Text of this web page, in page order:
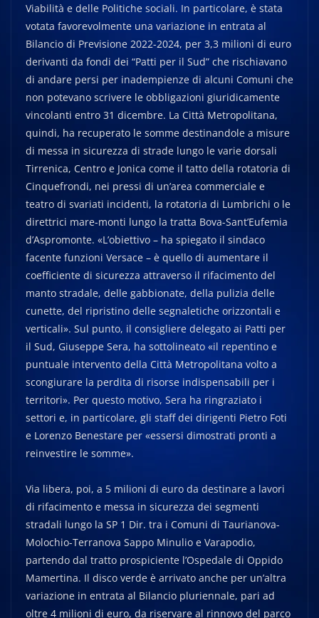
Viabilità e delle Politiche sociali. In particolare, è stata
votata favorevolmente una variazione in entrata al
Bilancio di Previsione 2022-2024, per 3,3 milioni di euro
derivanti da fondi dei “Patti per il Sud” che rischiavano
di andare persi per inadempienze di alcuni Comuni che
non potevano scrivere le obbligazioni giuridicamente
vincolanti entro 31 dicembre. La Città Metropolitana,
quindi, ha recuperato le somme destinandole a misure
di messa in sicurezza di strade lungo le varie dorsali
Tirrenica, Centro e Jonica come il tatto della rotatoria di
Cinquefrondi, nei pressi di un’area commerciale e
teatro di svariati incidenti, la rotatoria di Lumbrichi o le
direttrici mare-monti lungo la tratta Bova-Sant’Eufemia
d’Aspromonte. «L’obiettivo – ha spiegato il sindaco
facente funzioni Versace – è quello di aumentare il
coefficiente di sicurezza attraverso il rifacimento del
manto stradale, delle gabbionate, della pulizia delle
cunette, del ripristino delle segnaletiche orizzontali e
verticali». Sul punto, il consigliere delegato ai Patti per
il Sud, Giuseppe Sera, ha sottolineato «il repentino e
puntuale intervento della Città Metropolitana volto a
scongiurare la perdita di risorse indispensabili per i
territori». Per questo motivo, Sera ha ringraziato i
settori e, in particolare, gli staff dei dirigenti Pietro Foti
e Lorenzo Benestare per «essersi dimostrati pronti a
reinvestire le somme».
Via libera, poi, a 5 milioni di euro da destinare a lavori
di rifacimento e messa in sicurezza dei segmenti
stradali lungo la SP 1 Dir. tra i Comuni di Taurianova-
Molochio-Terranova Sappo Minulio e Varapodio,
partendo dal tratto prospiciente l’Ospedale di Oppido
Mamertina. Il disco verde è arrivato anche per un’altra
variazione in entrata al Bilancio pluriennale, pari ad
oltre 4 milioni di euro, da riservare al rinnovo del parco